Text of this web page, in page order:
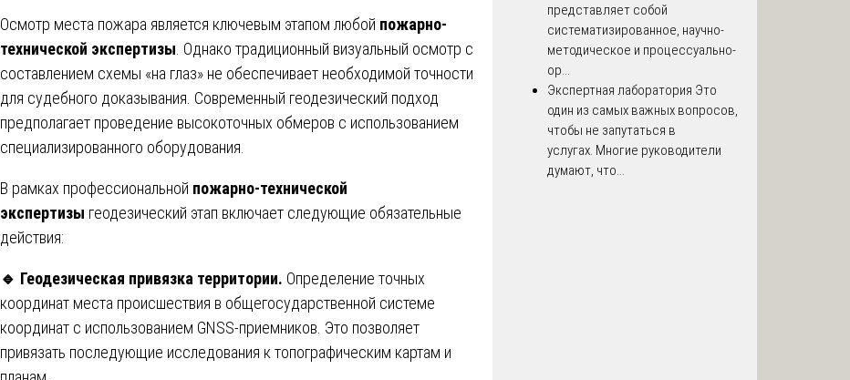
Осмотр места пожара является ключевым этапом любой пожарно-
технической экспертизы . Однако традиционный визуальный осмотр с
составлением схемы «на глаз» не обеспечивает необходимой точности
для судебного доказывания. Современный геодезический подход
предполагает проведение высокоточных обмеров с использованием
специализированного оборудования.
В рамках профессиональной пожарно-технической
экспертизы геодезический этап включает следующие обязательные
действия:
🔹 Геодезическая привязка территории. Определение точных
координат места происшествия в общегосударственной системе
координат с использованием GNSS-приемников. Это позволяет
привязать последующие исследования к топографическим картам и
представляет собой
систематизированное, научно-
методическое и процессуально-
ор...
Экспертная лаборатория Это
один из самых важных вопросов,
чтобы не запутаться в
услугах. Многие руководители
думают, что...